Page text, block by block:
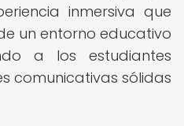
inmersiva que
un entorno educativo
a los estudiantes
comunicativas sólidas